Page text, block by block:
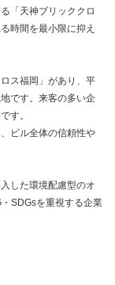
「天神ブリッククロ
時間を最小限に抑え
ス福岡」があり、平
です。来客の多い企
す。
ビル全体の信頼性や
した環境配慮型のオ
SDGsを重視する企業